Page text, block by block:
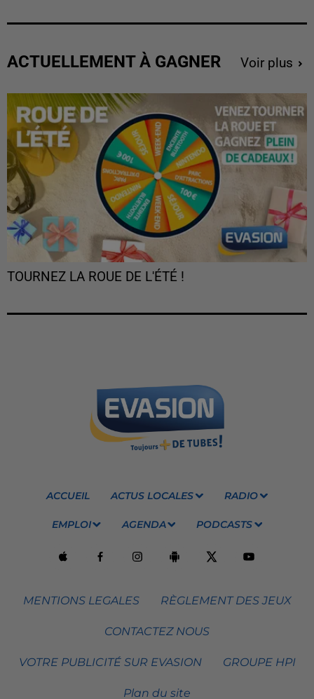
ACTUELLEMENT À GAGNER Voir plus
TOURNEZ LA ROUE DE L'ÉTÉ !
ACCUEIL ACTUS LOCALES RADIO
EMPLOI AGENDA PODCASTS
MENTIONS LEGALES RÈGLEMENT DES JEUX
CONTACTEZ NOUS
VOTRE PUBLICITÉ SUR EVASION GROUPE HPI
Plan du site